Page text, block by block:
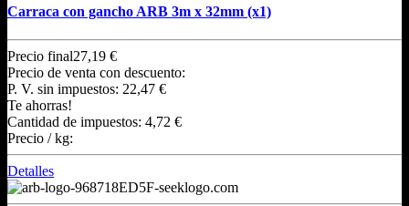
Carraca con gancho ARB 3m x 32mm (x1)
Precio final27,19 €
Precio de venta con descuento:
P. V. sin impuestos: 22,47 €
Te ahorras!
Cantidad de impuestos: 4,72 €
Precio / kg:
Detalles